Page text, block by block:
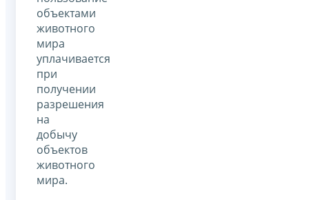
объектами
животного
мира
уплачивается
при
получении
разрешения
на
добычу
объектов
животного
мира.